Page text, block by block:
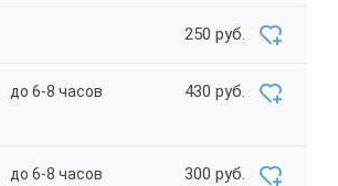
250 руб.
до 6-8 часов 430 руб.
до 6-8 часов 300 руб.